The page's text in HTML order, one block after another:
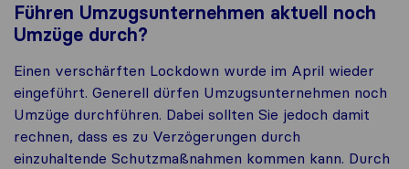
Führen Umzugsunternehmen aktuell noch
Umzüge durch?
Einen verschärften Lockdown wurde im April wieder
eingeführt. Generell dürfen Umzugsunternehmen noch
Umzüge durchführen. Dabei sollten Sie jedoch damit
rechnen, dass es zu Verzögerungen durch
einzuhaltende Schutzmaßnahmen kommen kann. Durch